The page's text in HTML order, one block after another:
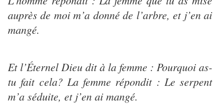
auprès de moi m’a donné de l’arbre, et j’en ai
mangé.
Et l’Éternel Dieu dit à la femme : Pourquoi as-
tu fait cela? La femme répondit : Le serpent
m’a séduite, et j’en ai mangé.